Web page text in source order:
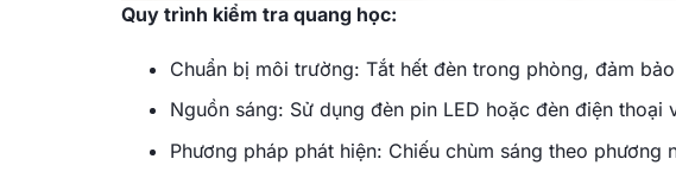
Quy trình kiểm tra quang học:
Chuẩn bị môi trường: Tắt hết đèn trong phòng, đảm
Nguồn sáng: Sử dụng đèn pin LED hoặc đèn điện thoại
Phương pháp phát hiện: Chiếu chùm sáng theo